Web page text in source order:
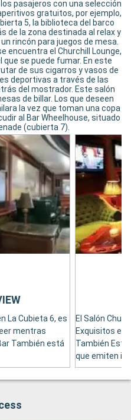
pasajeros con una selección
gratuitos, por ejemplo,
5, la biblioteca del barco
de la zona destinada al relax y
rincón para juegos de mesa.
encuentra el Churchill Lounge,
que se puede fumar. En este
de sus cigarros y vasos de
deportivas a través de las
del mostrador. Este salón
de billar. Los que deseen
la vez que toman una copa
al Bar Wheelhouse, situado
(cubierta 7).
La Cubieta 6, es
mentras
También está
El Salón
Exquisitos es
También Está
que emiten